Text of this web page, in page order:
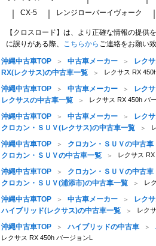
CX-5 レンジローバーイヴォーク
【クロスロード】は、より正確な情報の提供
に誤りがある際、 こちらから ご連絡をお願い致
沖縄中古車TOP 中古車メーカー
レク
RX(レクサス)の中古車一覧
レクサス RX
沖縄中古車TOP 中古車メーカー
レク
レクサスの中古車一覧
レクサス RX 450h バ
沖縄中古車TOP 中古車メーカー
レク
クロカン・ＳＵＶ(レクサス)の中古車一覧
沖縄中古車TOP
クロカン・ＳＵＶの中古車
クロカン・ＳＵＶの中古車一覧
レクサス RX
沖縄中古車TOP
クロカン・ＳＵＶの中古車
クロカン・ＳＵＶ(浦添市)の中古車一覧
レ
沖縄中古車TOP 中古車メーカー
レク
ハイブリッド(レクサス)の中古車一覧
レク
沖縄中古車TOP ハイブリッドの中古車
レクサス RX 450h バージョンL